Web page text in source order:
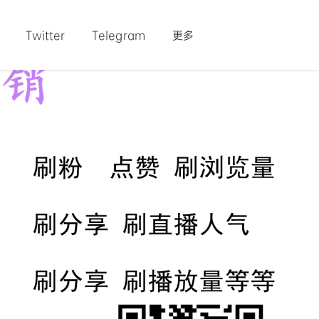
Twitter Telegram 更多